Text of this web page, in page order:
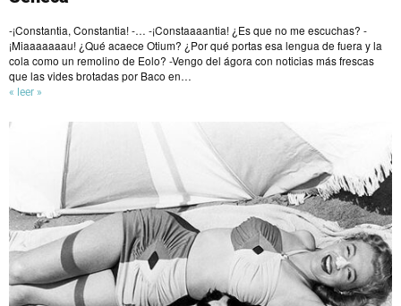
-¡Constantia, Constantia! -… -¡Constaaaantia! ¿Es que no me escuchas? -
¡Miaaaaaaau! ¿Qué acaece Otium? ¿Por qué portas esa lengua de fuera y la
cola como un remolino de Eolo? -Vengo del ágora con noticias más frescas
que las vides brotadas por Baco en…
« leer »